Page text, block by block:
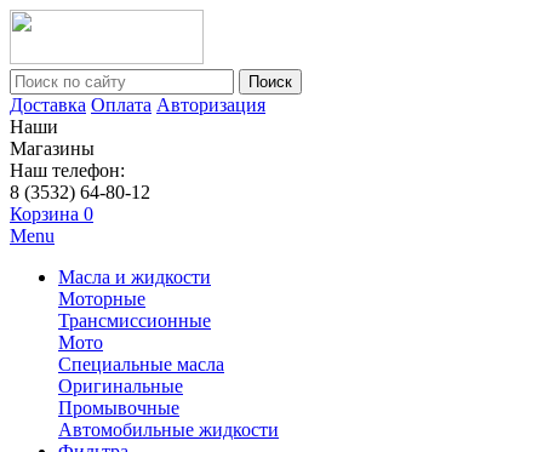
Поиск
Доставка Оплата Авторизация
Наши
Магазины
Наш телефон:
8 (3532) 64-80-12
Корзина 0
Menu
Масла и жидкости
Моторные
Трансмиссионные
Мото
Специальные масла
Оригинальные
Промывочные
Автомобильные жидкости